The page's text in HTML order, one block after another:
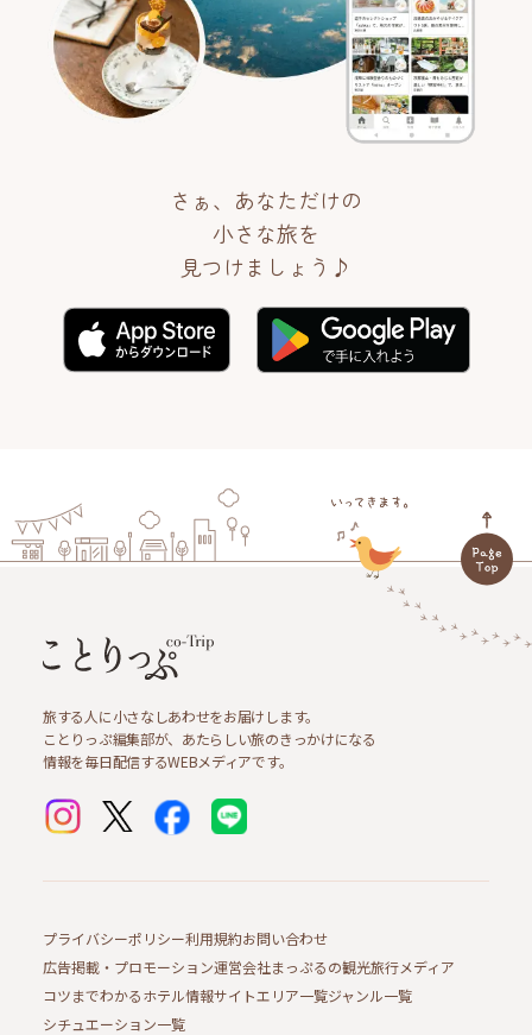
さぁ、あなただけの
小さな旅を
見つけましょう♪
旅する人に小さなしあわせをお届けします。
ことりっぷ編集部が、あたらしい旅のきっかけになる
情報を毎日配信するWEBメディアです。
プライバシーポリシー利用規約お問い合わせ
広告掲載・プロモーション運営会社まっぷるの観光旅行メディア
コツまでわかるホテル情報サイトエリア一覧ジャンル一覧
シチュエーション一覧